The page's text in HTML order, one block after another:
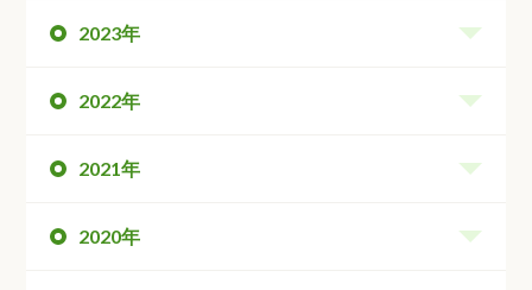
2023年
2022年
2021年
2020年